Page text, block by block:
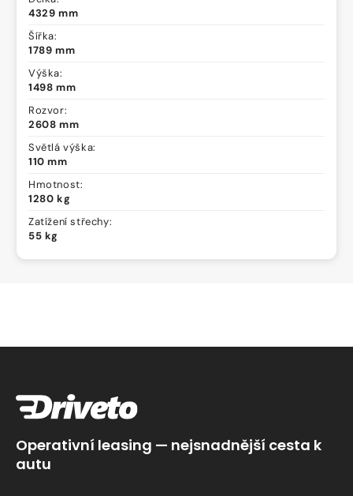
4329 mm
Šířka:
1789 mm
Výška:
1498 mm
Rozvor:
2608 mm
Světlá výška:
110 mm
Hmotnost:
1280 kg
Zatížení střechy:
55 kg
Operativní leasing — nejsnadnější cesta k
autu